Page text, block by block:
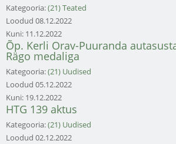
Kategooria:(21) Teated
Loodud 08.12.2022
Kuni: 11.12.2022
Õp. Kerli Orav-Puuranda
Rägo medaliga
Kategooria:(21) Uudised
Loodud 05.12.2022
Kuni: 19.12.2022
HTG 139 aktus
Kategooria:(21) Uudised
Loodud 02.12.2022